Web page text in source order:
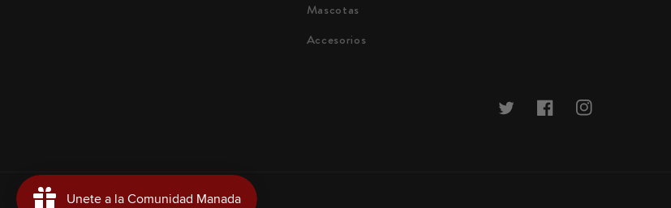
Mascotas
Accesorios
TwitterFacebookInstagram